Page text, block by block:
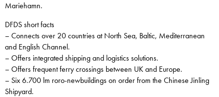
Mariehamn.
DFDS short facts
– Connects over 20 countries at North Sea, Baltic, Mediterranean
and English Channel.
– Offers integrated shipping and logistics solutions.
– Offers frequent ferry crossings between UK and Europe.
– Six 6.700 lm roro-newbuildings on order from the Chinese Jinling
Shipyard.